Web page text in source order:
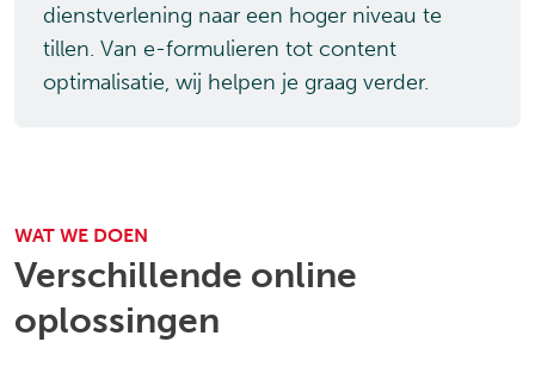
dienstverlening naar een hoger niveau te
tillen. Van e-formulieren tot content
optimalisatie, wij helpen je graag verder.
WAT WE DOEN
Verschillende online
oplossingen